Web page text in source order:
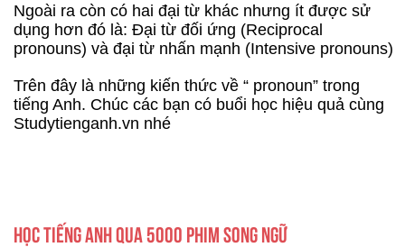
Ngoài ra còn có hai đại từ khác nhưng ít được sử
dụng hơn đó là: Đại từ đối ứng (Reciprocal
pronouns) và đại từ nhấn mạnh (Intensive pronouns)
Trên đây là những kiến thức về “ pronoun” trong
tiếng Anh. Chúc các bạn có buổi học hiệu quả cùng
Studytienganh.vn nhé
HỌC TIẾNG ANH QUA 5000 PHIM SONG NGỮ